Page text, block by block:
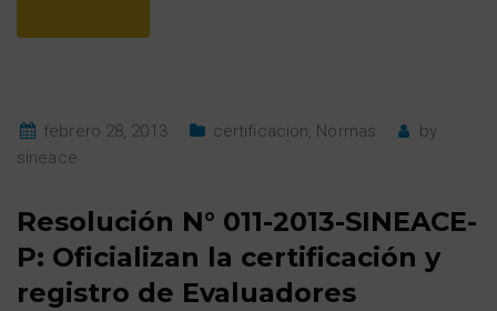
febrero 28, 2013 certificacion, Normas
by
sineace
Resolución N° 011-2013-SINEACE-
P: Oficializan la certificación y
registro de Evaluadores